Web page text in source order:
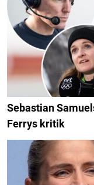
Sebastian
Ferrys kritik